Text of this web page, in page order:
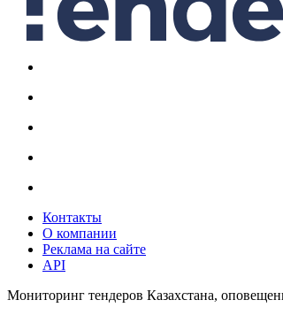
Контакты
О компании
Реклама на сайте
API
Мониторинг тендеров Казахстана,